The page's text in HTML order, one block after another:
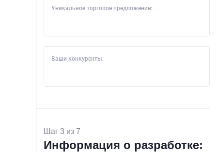
Уникальное торговое предложение:
Ваши конкуренты:
Шаг 3 из 7
Информация о разработке: